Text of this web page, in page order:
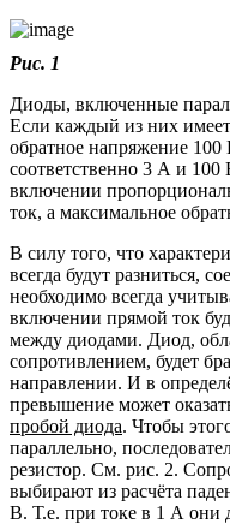
Рис. 1
Диоды, включенные
Если каждый из них
обратное напряжение
соответственно 3 А и
включении
ток, а максимальное
В силу того, что
всегда будут разниться,
необходимо всегда
включении прямой ток
между диодами. Диод,
сопротивлением, будет
направлении. И в
превышение может
пробой диода. Чтобы
параллельно,
резистор. См. рис. 2.
выбирают из расчёта
В. Т.е. при токе в 1 А